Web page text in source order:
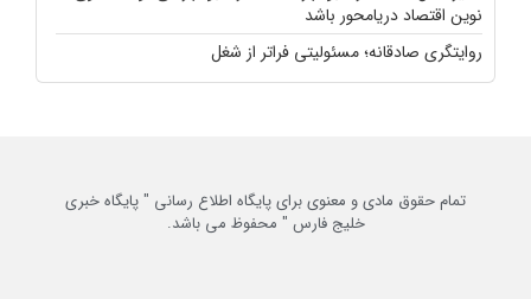
نوین اقتصاد دریامحور باشد
روایتگری صادقانه؛ مسئولیتی فراتر از شغل
تمام حقوق مادی و معنوی برای پایگاه اطلاع رسانی " پایگاه خبری
خلیج فارس " محفوظ می باشد.